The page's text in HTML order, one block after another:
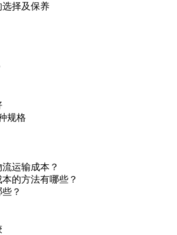
择及保养
规格
运输成本？
的方法有哪些？
？